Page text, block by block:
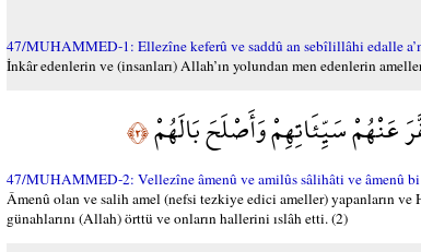
47/MUHAMMED-1: Ellezîne keferû ve saddû an sebîlillâhi edalle
İnkâr edenlerin ve (insanları) Allah’ın yolundan men edenlerin
عَنْهُمْ سَيِّئَاتِهِمْ وَأَصْلَحَ بَالَهُمْ﴿٢﴾
47/MUHAMMED-2: Vellezîne âmenû ve amilûs sâlihâti ve âmenû
Âmenû olan ve salih amel (nefsi tezkiye edici ameller) yapanların ve
günahlarını (Allah) örttü ve onların hallerini ıslâh etti. (2)